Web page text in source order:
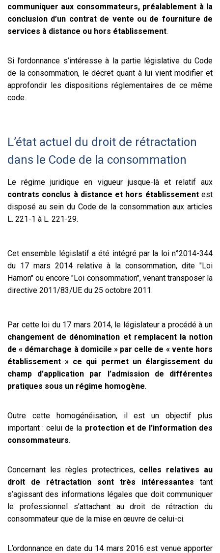
communiquer aux consommateurs, préalablement à la
conclusion d’un contrat de vente ou de fourniture de
services à distance ou hors établissement.
Si l’ordonnance s’intéresse à la partie législative du Code
de la consommation, le décret quant à lui vient modifier et
approfondir les dispositions réglementaires de ce même
code.
L’état actuel du droit de rétractation
dans le Code de la consommation
Le régime juridique en vigueur jusque-là et relatif aux
contrats conclus à distance et hors établissementest
disposé au sein du Code de la consommation aux articles
L. 221-1 à L. 221-29.
Cet ensemble législatif a été intégré par la loi n°2014-344
du 17 mars 2014 relative à la consommation, dite "Loi
Hamon" ou encore "Loi consommation", venant transposer la
directive 2011/83/UE du 25 octobre 2011.
Par cette loi du 17 mars 2014, le législateur a procédé à un
changement de dénomination et remplacent la notion
de « démarchage à domicile » par celle de « vente hors
établissement » ce qui permet un élargissement du
champ d’application par l’admission de différentes
pratiques sous un régime homogène.
Outre cette homogénéisation, il est un objectif plus
important : celui de la protection et de l’information des
consommateurs.
Concernant les règles protectrices, celles relatives au
droit de rétractation sont très intéressantes tant
s’agissant des informations légales que doit communiquer
le professionnel s’attachant au droit de rétraction du
consommateur que de la mise en œuvre de celui-ci.
L’ordonnance en date du 14 mars 2016 est venue apporter